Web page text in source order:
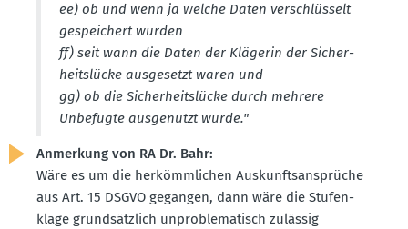
ee) ob und wenn ja welche Daten verschlüsselt
gespei­chert wurden
ff) seit wann die Daten der Klägerin der Sicher­
heits­lücke ausge­setzt waren und
gg) ob die Sicher­heits­lücke durch mehrere
Unbefugte ausge­nutzt wurde."
Anmerkung von RA Dr. Bahr:
Wäre es um die herkömm­lichen Auskunfts­an­sprüche
aus Art. 15 DSGVO gegangen, dann wäre die Stufen­
klage grund­sätzlich unpro­ble­ma­tisch zulässig